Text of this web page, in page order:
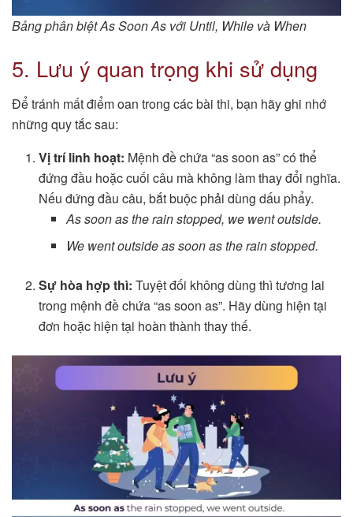
Bảng phân biệt As Soon As với Until, While và When
5. Lưu ý quan trọng khi sử dụng
Để tránh mất điểm oan trong các bài thi, bạn hãy ghi nhớ
những quy tắc sau:
Vị trí linh hoạt: Mệnh đề chứa “as soon as” có thể
đứng đầu hoặc cuối câu mà không làm thay đổi nghĩa.
Nếu đứng đầu câu, bắt buộc phải dùng dấu phẩy.
As soon as the rain stopped, we went outside.
We went outside as soon as the rain stopped.
Sự hòa hợp thì: Tuyệt đối không dùng thì tương lai
trong mệnh đề chứa “as soon as”. Hãy dùng hiện tại
đơn hoặc hiện tại hoàn thành thay thế.